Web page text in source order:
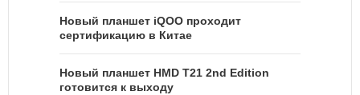
Новый планшет iQOO проходит
сертификацию в Китае
Новый планшет HMD T21 2nd Edition
готовится к выходу